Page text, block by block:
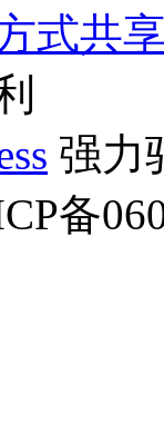
式共
强力
备